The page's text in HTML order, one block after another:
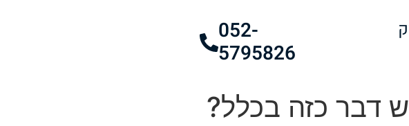
052-
5795826
דבר כזה בכלל?